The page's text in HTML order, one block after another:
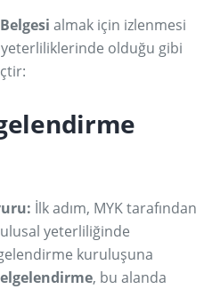
almak için izlenmesi
olduğu gibi
İlk adım, MYK tarafından
ulusal yeterliliğinde
kuruluşuna
, bu alanda